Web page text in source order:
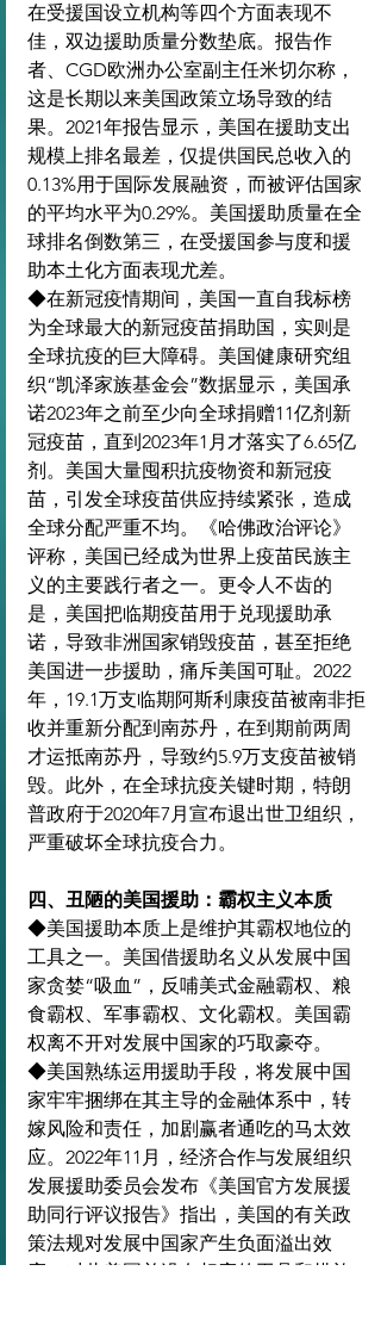
在受援国设立机构等四个方面表现不
佳，双边援助质量分数垫底。报告作
者、CGD欧洲办公室副主任米切尔称，
这是长期以来美国政策立场导致的结
果。2021年报告显示，美国在援助支出
规模上排名最差，仅提供国民总收入的
0.13%用于国际发展融资，而被评估国家
的平均水平为0.29%。美国援助质量在全
球排名倒数第三，在受援国参与度和援
助本土化方面表现尤差。
◆在新冠疫情期间，美国一直自我标榜
为全球最大的新冠疫苗捐助国，实则是
全球抗疫的巨大障碍。美国健康研究组
织“凯泽家族基金会”数据显示，美国承
诺2023年之前至少向全球捐赠11亿剂新
冠疫苗，直到2023年1月才落实了6.65亿
剂。美国大量囤积抗疫物资和新冠疫
苗，引发全球疫苗供应持续紧张，造成
全球分配严重不均。《哈佛政治评论》
评称，美国已经成为世界上疫苗民族主
义的主要践行者之一。更令人不齿的
是，美国把临期疫苗用于兑现援助承
诺，导致非洲国家销毁疫苗，甚至拒绝
美国进一步援助，痛斥美国可耻。2022
年，19.1万支临期阿斯利康疫苗被南非拒
收并重新分配到南苏丹，在到期前两周
才运抵南苏丹，导致约5.9万支疫苗被销
毁。此外，在全球抗疫关键时期，特朗
普政府于2020年7月宣布退出世卫组织，
严重破坏全球抗疫合力。
四、丑陋的美国援助：霸权主义本质
◆美国援助本质上是维护其霸权地位的
工具之一。美国借援助名义从发展中国
家贪婪“吸血”，反哺美式金融霸权、粮
食霸权、军事霸权、文化霸权。美国霸
权离不开对发展中国家的巧取豪夺。
◆美国熟练运用援助手段，将发展中国
家牢牢捆绑在其主导的金融体系中，转
嫁风险和责任，加剧赢者通吃的马太效
应。2022年11月，经济合作与发展组织
发展援助委员会发布《美国官方发展援
助同行评议报告》指出，美国的有关政
策法规对发展中国家产生负面溢出效
应，对此美国并没有相应的工具和措施